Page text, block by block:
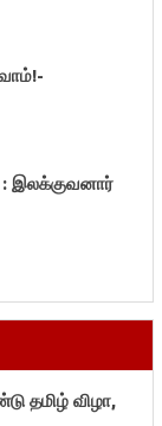
இலக்குவனார்
தமிழ் விழா,